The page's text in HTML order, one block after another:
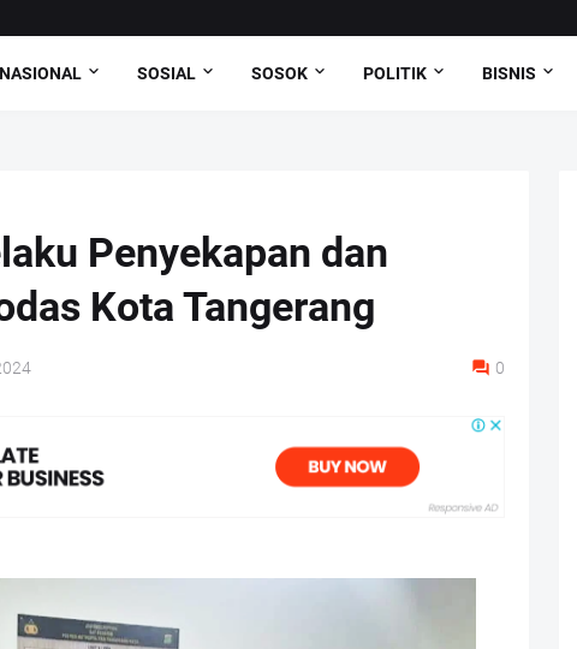
NASIONAL SOSIAL SOSOK POLITIK BISNIS
Penyekapan dan
Kota Tangerang
0